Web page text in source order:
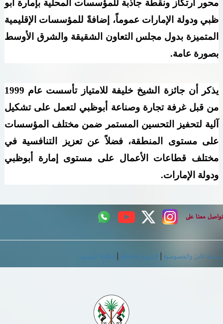
محور ارتكاز ونقطة جاذبة للمؤسسات المحلية بإمارة أبو
ظبي ودولة الإمارات عموماً، إضافةً للمؤسسات الإقليمية
المتميزة بدول مجلس التعاون الشقيقة والشرق الأوسط
بصورة عامة.
يذكر أن جائزة الشيخ خليفة للامتياز تأسست عام 1999
من قبل غرفة تجارة وصناعة أبوظبي لتعمل على تشكيل
آلية لتحفيز التحسين المستمر ضمن مختلف المؤسسات
على مستوى المنطقة، فضلاً عن تعزيز التنافسية في
مختلف قطاعات الأعمال على مستوى إمارة أبوظبي
ودولة الإمارات.
معنا على
الأمن والخصوصية| الشروط والأحكام| إمكانية الوصول